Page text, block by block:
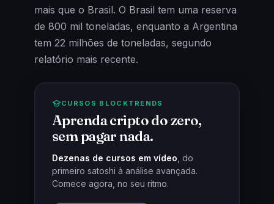
mais que o Brasil. O Brasil tem uma reserva
de 800 mil toneladas, enquanto a Argentina
tem 22 milhões de toneladas, segundo
relatório mais recente.
CURSOS BLOCKTRENDS
Aprenda cripto do zero,
sem pagar nada.
Dezenas de cursos em vídeo , do
primeiro satoshi à análise avançada.
Comece agora, no seu ritmo.